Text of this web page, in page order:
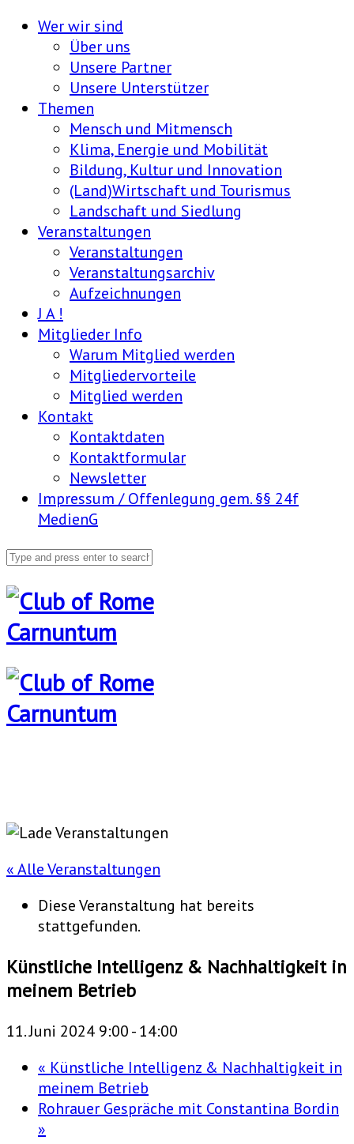
Wer wir sind
Über uns
Unsere Partner
Unsere Unterstützer
Themen
Mensch und Mitmensch
Klima, Energie und Mobilität
Bildung, Kultur und Innovation
(Land)Wirtschaft und Tourismus
Landschaft und Siedlung
Veranstaltungen
Veranstaltungen
Veranstaltungsarchiv
Aufzeichnungen
J A !
Mitglieder Info
Warum Mitglied werden
Mitgliedervorteile
Mitglied werden
Kontakt
Kontaktdaten
Kontaktformular
Newsletter
Impressum / Offenlegung gem. §§ 24f
MedienG
« Alle Veranstaltungen
Diese Veranstaltung hat bereits
stattgefunden.
Künstliche Intelligenz & Nachhaltigkeit in
meinem Betrieb
11. Juni 2024 9:00-14:00
« Künstliche Intelligenz & Nachhaltigkeit in
meinem Betrieb
Rohrauer Gespräche mit Constantina Bordin
»